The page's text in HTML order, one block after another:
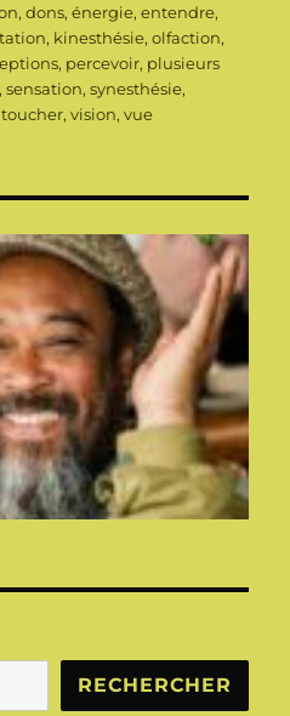
,dons,énergie,entendre,
, kinesthésie,olfaction,
, percevoir, plusieurs
,sensation,synesthésie,
toucher,vision,vue
RECHERCHER